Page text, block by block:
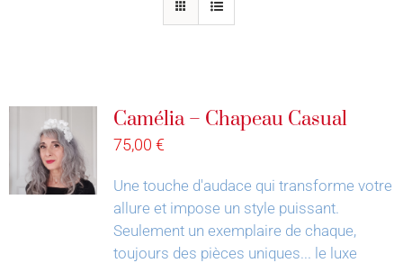
Camélia – Chapeau Casual
75,00 €
Une touche d'audace qui transforme votre
allure et impose un style puissant.
Seulement un exemplaire de chaque,
toujours des pièces uniques... le luxe